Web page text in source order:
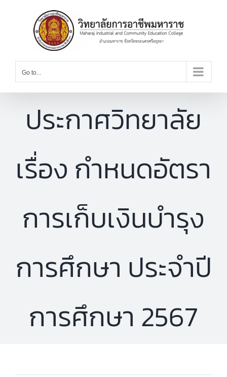
Go to...
ประกาศวิทยาลัย
เรื่อง กำหนดอัตรา
การเก็บเงินบำรุง
การศึกษา ประจำปี
การศึกษา 2567